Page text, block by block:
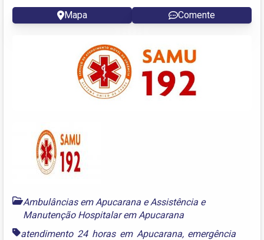
Mapa Comente
Ambulâncias em Apucarana eAssistência e
Manutenção Hospitalar em Apucarana
atendimento 24 horas em Apucarana, emergência